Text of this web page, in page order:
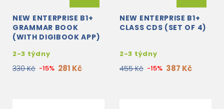
NEW ENTERPRISE B1+
GRAMMAR BOOK
(WITH DIGIBOOK APP)
2-3 týdny
330 Kč -15% 281 Kč
NEW ENTERPRISE B1+
CLASS CDS (SET OF 4)
2-3 týdny
455 Kč -15% 387 Kč